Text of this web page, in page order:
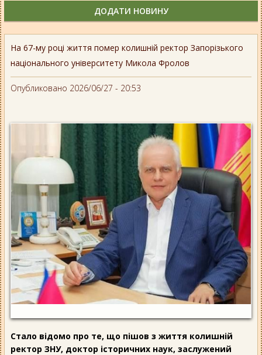
На 67-му році життя помер колишній ректор Запорізького
національного університету Микола Фролов
Опубликовано 2026/06/27 - 20:53
Стало відомо про те, що пішов з життя колишній
ректор ЗНУ, доктор історичних наук, заслужений
ДОДАТИ НОВИНУ